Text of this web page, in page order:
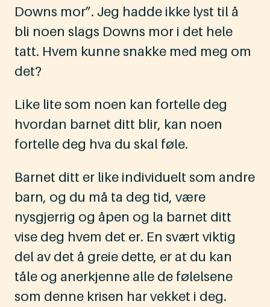
Downs mor”. Jeg hadde ikke lyst til å
bli noen slags Downs mor i det hele
tatt. Hvem kunne snakke med meg om
det?
Like lite som noen kan fortelle deg
hvordan barnet ditt blir, kan noen
fortelle deg hva du skal føle.
Barnet ditt er like individuelt som andre
barn, og du må ta deg tid, være
nysgjerrig og åpen og la barnet ditt
vise deg hvem det er. En svært viktig
del av det å greie dette, er at du kan
tåle og anerkjenne alle de følelsene
som denne krisen har vekket i deg.